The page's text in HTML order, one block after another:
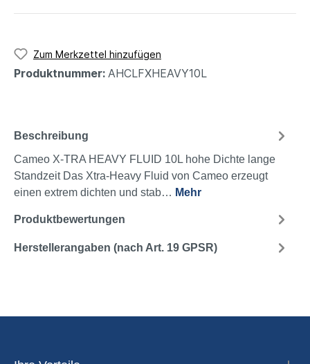
Zum Merkzettel hinzufügen
Produktnummer: AHCLFXHEAVY10L
Beschreibung
Cameo X-TRA HEAVY FLUID 10L hohe Dichte lange
Standzeit Das Xtra-Heavy Fluid von Cameo erzeugt
einen extrem dichten und stab… Mehr
Produktbewertungen
Herstellerangaben (nach Art. 19 GPSR)